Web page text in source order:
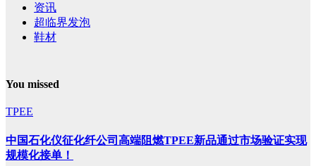
资讯
超临界发泡
鞋材
You missed
TPEE
中国石化仪征化纤公司高端阻燃TPEE新品通过市场验证实现
规模化接单！